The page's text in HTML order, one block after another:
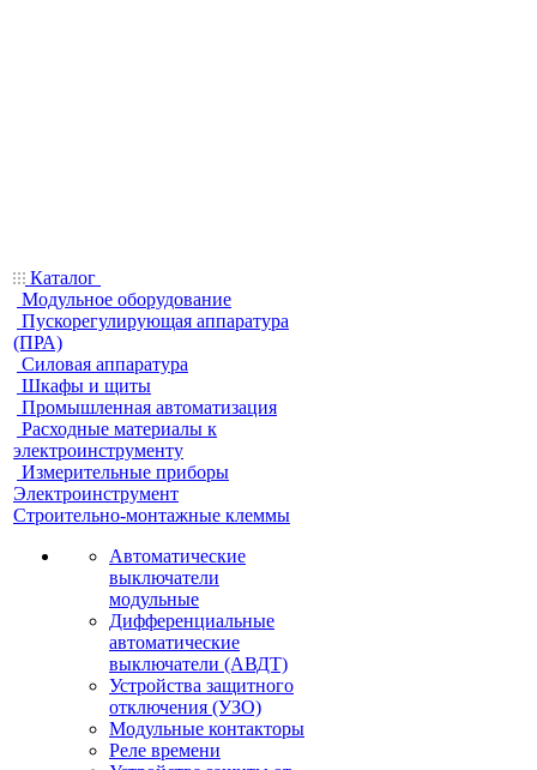
Каталог
Модульное оборудование
Пускорегулирующая аппаратура
(ПРА)
Силовая аппаратура
Шкафы и щиты
Промышленная автоматизация
Расходные материалы к
электроинструменту
Измерительные приборы
Электроинструмент
Строительно-монтажные клеммы
Автоматические
выключатели
модульные
Дифференциальные
автоматические
выключатели (АВДТ)
Устройства защитного
отключения (УЗО)
Модульные контакторы
Реле времени